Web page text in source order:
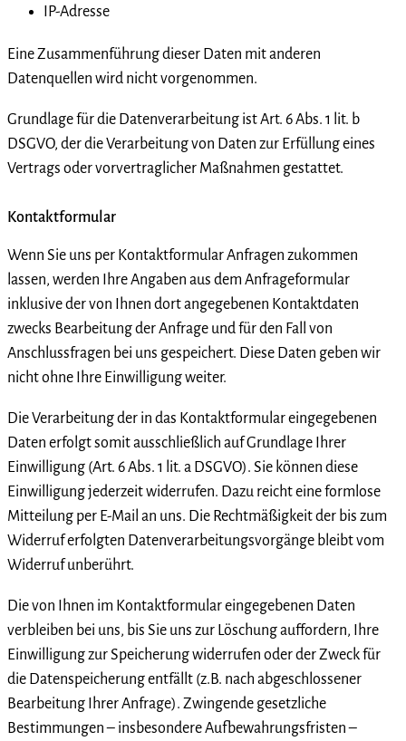
IP-Adresse
Eine Zusammenführung dieser Daten mit anderen
Datenquellen wird nicht vorgenommen.
Grundlage für die Datenverarbeitung ist Art. 6 Abs. 1 lit. b
DSGVO, der die Verarbeitung von Daten zur Erfüllung eines
Vertrags oder vorvertraglicher Maßnahmen gestattet.
Kontaktformular
Wenn Sie uns per Kontaktformular Anfragen zukommen
lassen, werden Ihre Angaben aus dem Anfrageformular
inklusive der von Ihnen dort angegebenen Kontaktdaten
zwecks Bearbeitung der Anfrage und für den Fall von
Anschlussfragen bei uns gespeichert. Diese Daten geben wir
nicht ohne Ihre Einwilligung weiter.
Die Verarbeitung der in das Kontaktformular eingegebenen
Daten erfolgt somit ausschließlich auf Grundlage Ihrer
Einwilligung (Art. 6 Abs. 1 lit. a DSGVO). Sie können diese
Einwilligung jederzeit widerrufen. Dazu reicht eine formlose
Mitteilung per E-Mail an uns. Die Rechtmäßigkeit der bis zum
Widerruf erfolgten Datenverarbeitungsvorgänge bleibt vom
Widerruf unberührt.
Die von Ihnen im Kontaktformular eingegebenen Daten
verbleiben bei uns, bis Sie uns zur Löschung auffordern, Ihre
Einwilligung zur Speicherung widerrufen oder der Zweck für
die Datenspeicherung entfällt (z.B. nach abgeschlossener
Bearbeitung Ihrer Anfrage). Zwingende gesetzliche
Bestimmungen – insbesondere Aufbewahrungsfristen –